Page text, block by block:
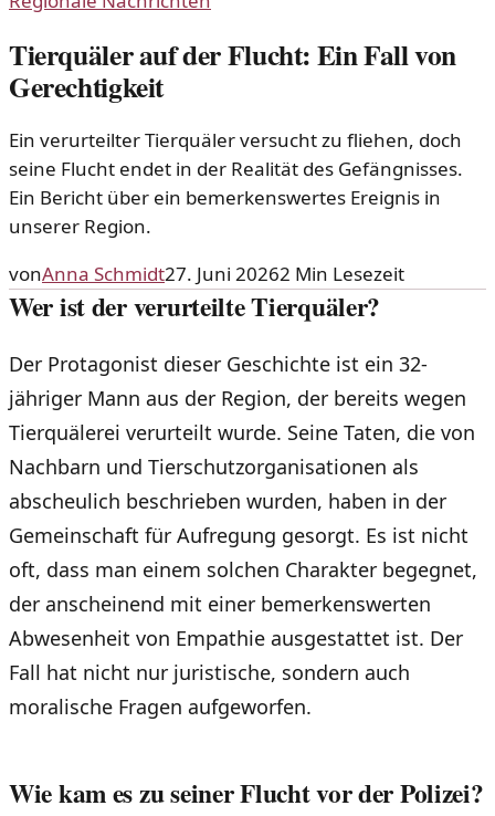
Tierquäler auf der Flucht: Ein Fall von
Gerechtigkeit
Ein verurteilter Tierquäler versucht zu fliehen, doch
seine Flucht endet in der Realität des Gefängnisses.
Ein Bericht über ein bemerkenswertes Ereignis in
unserer Region.
vonAnna Schmidt27. Juni 20262 Min Lesezeit
Wer ist der verurteilte Tierquäler?
Der Protagonist dieser Geschichte ist ein 32-
jähriger Mann aus der Region, der bereits wegen
Tierquälerei verurteilt wurde. Seine Taten, die von
Nachbarn und Tierschutzorganisationen als
abscheulich beschrieben wurden, haben in der
Gemeinschaft für Aufregung gesorgt. Es ist nicht
oft, dass man einem solchen Charakter begegnet,
der anscheinend mit einer bemerkenswerten
Abwesenheit von Empathie ausgestattet ist. Der
Fall hat nicht nur juristische, sondern auch
moralische Fragen aufgeworfen.
Wie kam es zu seiner Flucht vor der Polizei?